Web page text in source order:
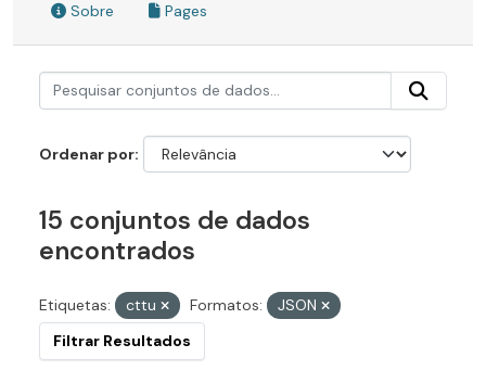
Sobre Pages
Ordenar por
15 conjuntos de dados
encontrados
Etiquetas: cttu Formatos:
JSON
Filtrar Resultados